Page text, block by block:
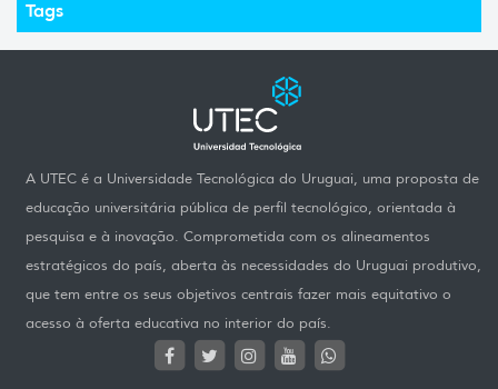
Tags
A UTEC é a Universidade Tecnológica do Uruguai, uma proposta de
educação universitária pública de perfil tecnológico, orientada à
pesquisa e à inovação. Comprometida com os alineamentos
estratégicos do país, aberta às necessidades do Uruguai produtivo,
que tem entre os seus objetivos centrais fazer mais equitativo o
acesso à oferta educativa no interior do país.